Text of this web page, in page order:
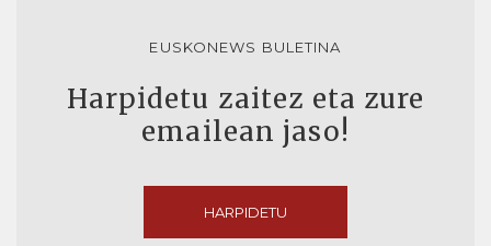
EUSKONEWS BULETINA
Harpidetu zaitez eta zure
emailean jaso!
HARPIDETU